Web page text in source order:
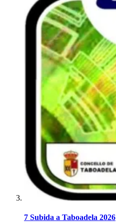
7 Subida a Taboadela 2026